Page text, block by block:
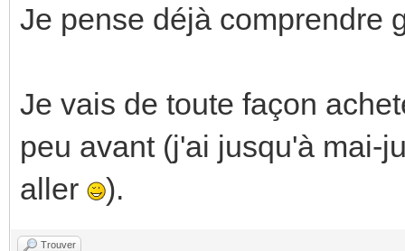
Je pense déjà comprendre
Je vais de toute façon
peu avant (j'ai jusqu'à mai-
aller
).
Trouver